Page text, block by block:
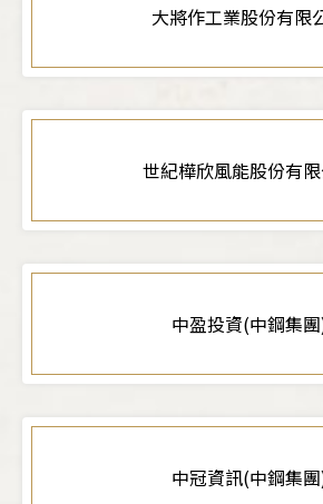
大將作工業股份有限
世紀樺欣風能股份有
中盈投資(中鋼集
中冠資訊(中鋼集